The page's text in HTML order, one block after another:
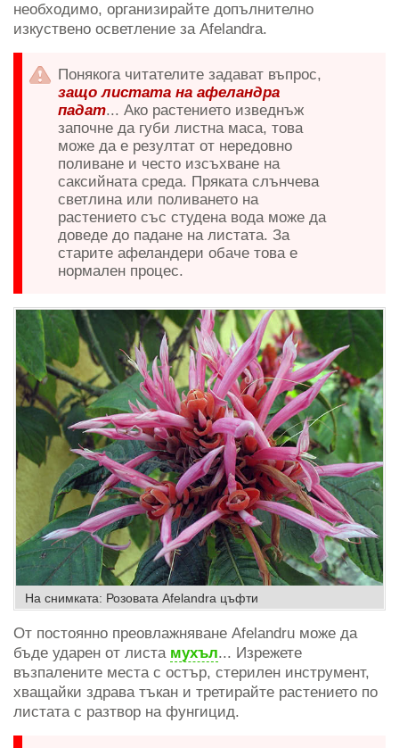
необходимо, организирайте допълнително
изкуствено осветление за Afelandra.
Понякога читателите задават въпрос,
защо листата на афеландра
падат... Ако растението изведнъж
започне да губи листна маса, това
може да е резултат от нередовно
поливане и често изсъхване на
саксийната среда. Пряката слънчева
светлина или поливането на
растението със студена вода може да
доведе до падане на листата. За
старите афеландери обаче това е
нормален процес.
На снимката: Розовата Afelandra цъфти
От постоянно преовлажняване Afelandru може да
бъде ударен от листа мухъл... Изрежете
възпалените места с остър, стерилен инструмент,
хващайки здрава тъкан и третирайте растението по
листата с разтвор на фунгицид.